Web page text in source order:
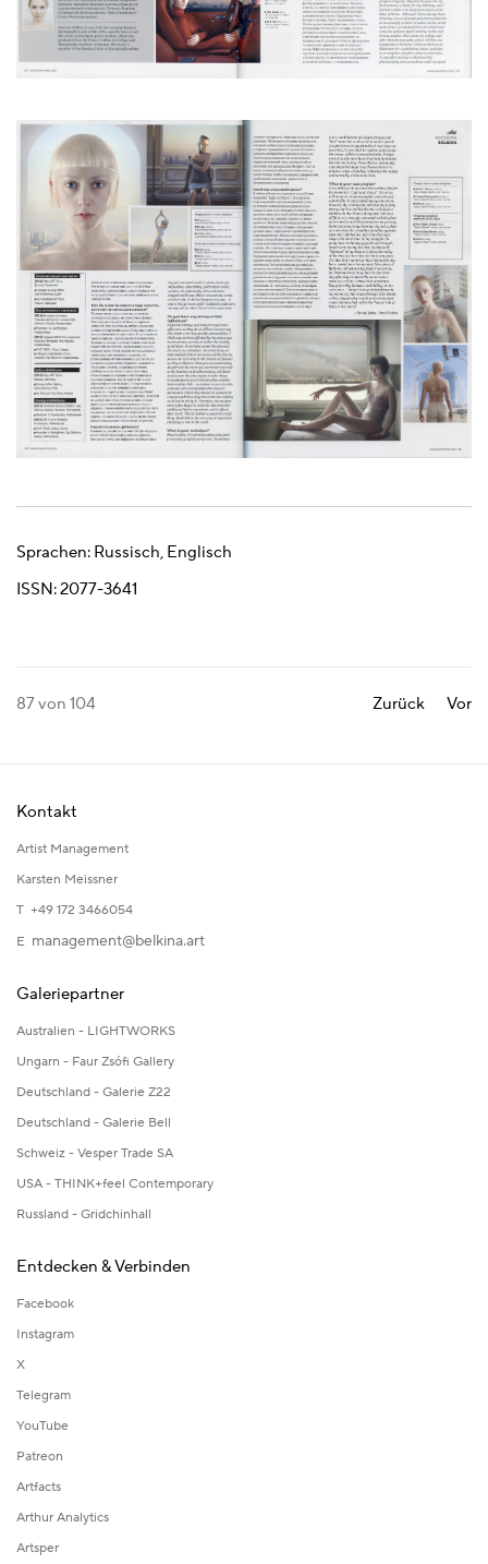
Sprachen: Russisch, Englisch
ISSN: 2077-3641
Zurück Vor
87von 104
Kontakt
Artist Management
Karsten Meissner
T +49 172 3466054
E management@belkina.art
Galeriepartner
Australien - LIGHTWORKS
Ungarn - Faur Zsófi Gallery
Deutschland - Galerie Z22
Deutschland - Galerie Bell
Schweiz - Vesper Trade SA
USA - THINK+feel Contemporary
Russland - Gridchinhall
Entdecken & Verbinden
Facebook
Instagram
X
Telegram
YouTube
Patreon
Artfacts
Arthur Analytics
Artsper